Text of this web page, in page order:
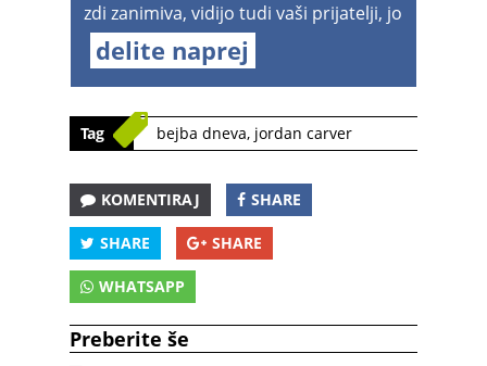
zdi zanimiva, vidijo tudi vaši prijatelji, jo
delite naprej
Tag bejba dneva, jordan carver
KOMENTIRAJ SHARE
SHARE SHARE
WHATSAPP
Preberite še